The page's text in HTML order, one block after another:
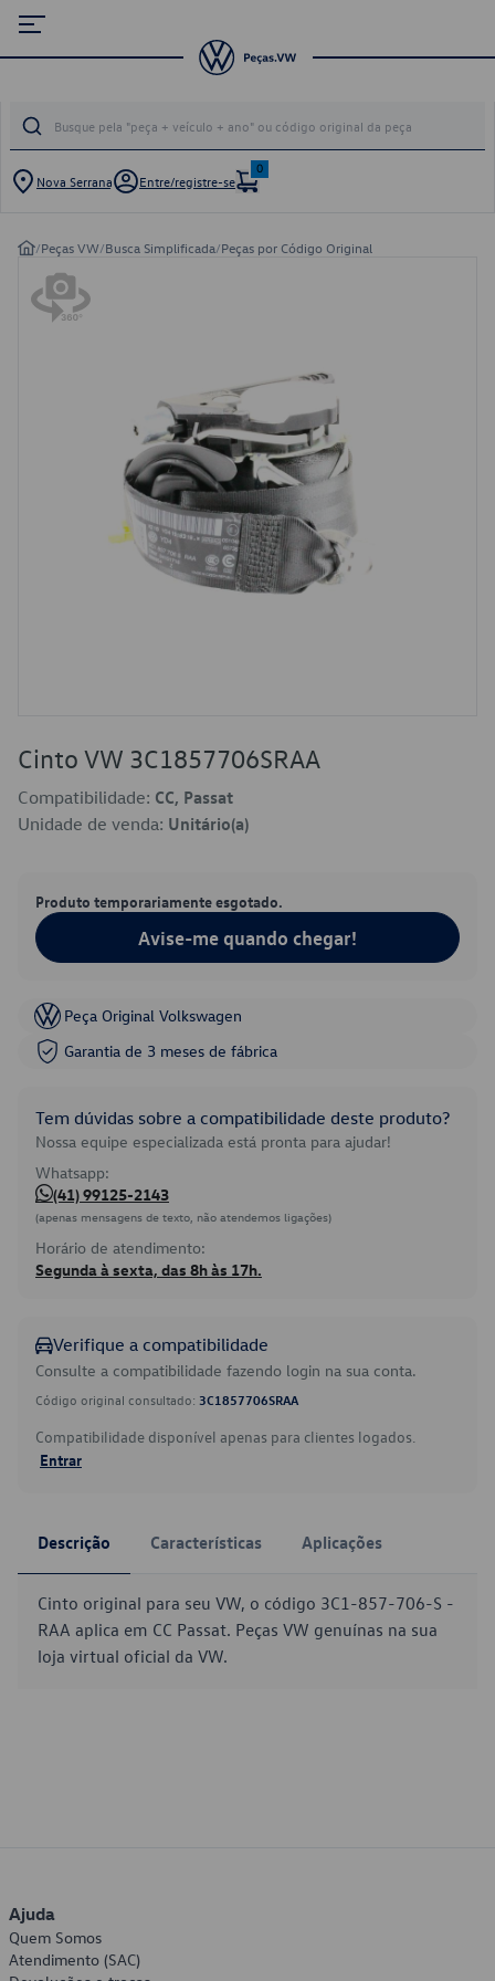
Nova Serrana Entre/registre-se
0
/Peças VW/Busca Simplificada/Peças por Código Original
Cinto VW 3C1857706SRAA
Compatibilidade: CC, Passat
Unidade de venda: Unitário(a)
Produto temporariamente esgotado.
Avise-me quando chegar!
Peça Original Volkswagen
Garantia de 3 meses de fábrica
Tem dúvidas sobre a compatibilidade deste produto?
Nossa equipe especializada está pronta para ajudar!
Whatsapp:
(41) 99125-2143
(apenas mensagens de texto, não atendemos ligações)
Horário de atendimento:
Segunda à sexta, das 8h às 17h.
Verifique a compatibilidade
Consulte a compatibilidade fazendo login na sua conta.
Código original consultado: 3C1857706SRAA
Compatibilidade disponível apenas para clientes logados.
Entrar
Descrição Características Aplicações
Cinto original para seu VW, o código 3C1-857-706-S -
RAA aplica em CC Passat. Peças VW genuínas na sua
loja virtual oficial da VW.
Ajuda
Quem Somos
Atendimento (SAC)